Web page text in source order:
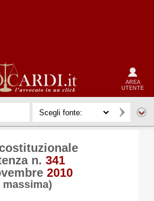
AREA
UTENTE
n. 341
2010
massima)